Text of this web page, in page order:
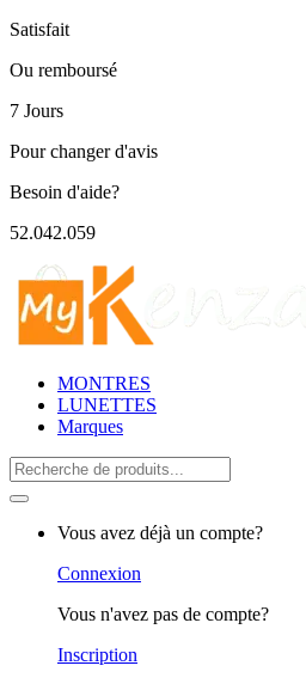
Satisfait
Ou remboursé
7 Jours
Pour changer d'avis
Besoin d'aide?
52.042.059
MONTRES
LUNETTES
Marques
Search
for:
Vous avez déjà un compte?
Connexion
Vous n'avez pas de compte?
Inscription